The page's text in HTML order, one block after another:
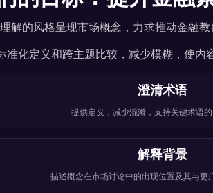
格呈现市场概念，力求推动金融教育
准化定义和跨主题比较，减少模糊，使内
澄清术语
提供定义，减少混淆，支持关键术语的
解释背景
描述概念在市场讨论中的出现位置及其与更